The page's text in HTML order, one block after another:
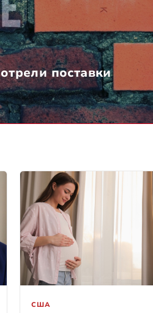
поставки
США